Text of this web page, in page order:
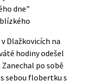
dne"
Dlažkovicích na
hodiny odešel
po sobě
sebou flobertku s